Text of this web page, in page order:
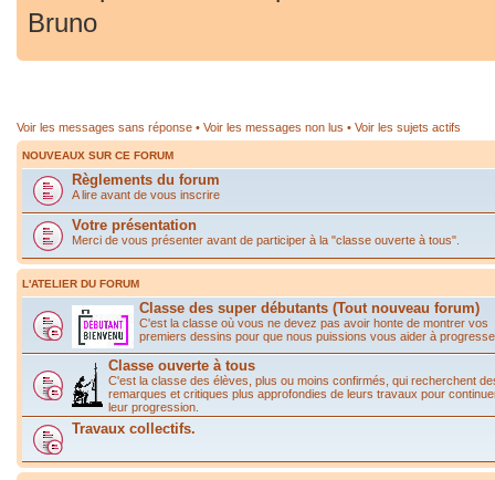
Bruno
Voir les messages sans réponse • Voir les messages non lus • Voir les sujets actifs
NOUVEAUX SUR CE FORUM
Règlements du forum
A lire avant de vous inscrire
Votre présentation
Merci de vous présenter avant de participer à la "classe ouverte à tous".
L'ATELIER DU FORUM
Classe des super débutants (Tout nouveau forum)
C'est la classe où vous ne devez pas avoir honte de montrer vos
premiers dessins pour que nous puissions vous aider à
Classe ouverte à tous
C'est la classe des élèves, plus ou moins confirmés, qui recherchent
remarques et critiques plus approfondies de leurs travaux pour
leur progression.
Travaux collectifs.